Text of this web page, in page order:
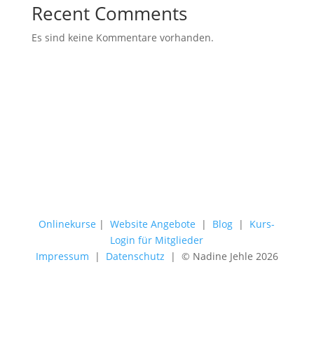
Recent Comments
Es sind keine Kommentare vorhanden.
Onlinekurse |Website Angebote | Blog | Kurs-
Login für Mitglieder
Impressum | Datenschutz | © Nadine Jehle 2026